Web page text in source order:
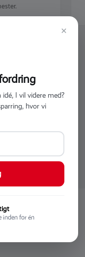
×
I vil videre med?
hvor vi
inden for én